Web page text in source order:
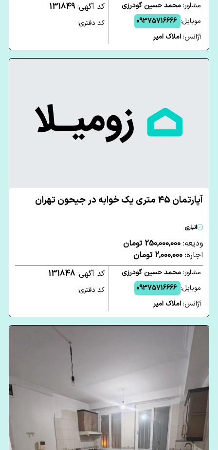
مشاور:محمد حسین گودرزی
موبایل: 09375716666
آژانس:املاک امیر
کد آگهی:131849
کد دفتری:
آپارتمان 45 متری یک خوابه در جیحون تهران
انباری
ودیعه: 250,000,000 تومان
اجاره: 2,000,000 تومان
مشاور:محمد حسین گودرزی
موبایل: 09375716666
آژانس:املاک امیر
کد آگهی: 131848
کد دفتری: